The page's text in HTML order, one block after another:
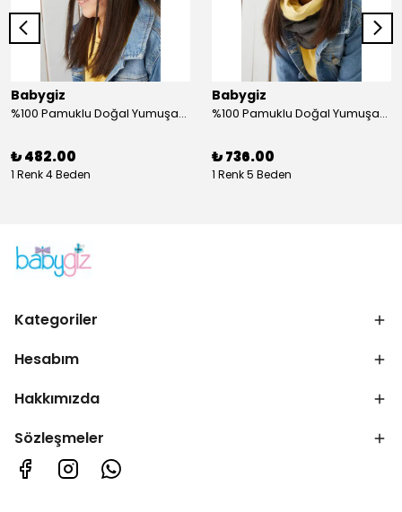
Babygiz
%100 Pamuklu Doğal Yumuşak Çift Katlı Penye Füme Çiçekli Kız Çocuk Bebek Şapka Bere
₺ 482.00
1 Renk 4 Beden
Babygiz
%100 Pamuklu Doğal Yumuşak Çift Katlı Penye Kız Çocuk Bebek Bere Boyunluk Set
₺ 736.00
1 Renk 5 Beden
Kategoriler
Hesabım
Hakkımızda
Sözleşmeler